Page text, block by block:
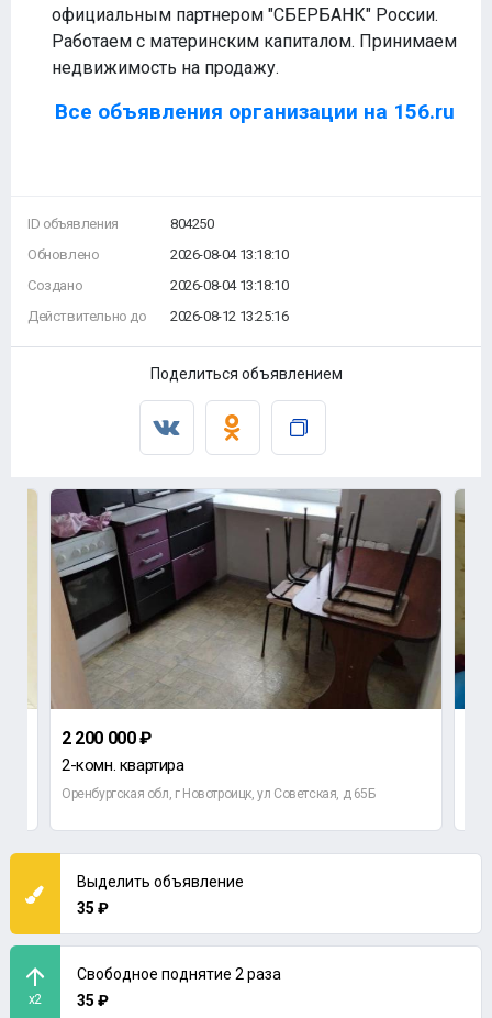
официальным партнером "СБЕРБАНК" России.
Работаем с материнским капиталом. Принимаем
недвижимость на продажу.
Все объявления организации на 156.ru
ID объявления
Обновлено
Создано
Действительно до
804250
2026-08-04 13:18:10
2026-08-04 13:18:10
2026-08-12 13:25:16
Поделиться объявлением
2 200 000 ₽
2-комн. квартира
Оренбургская обл, г Новотроицк, ул Советская, д 65Б
Выделить объявление
35 ₽
x2
Свободное поднятие 2 раза
35 ₽